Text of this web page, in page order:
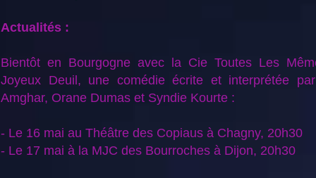
Actualités :
Bientôt en Bourgogne avec la Cie Toutes Les
Joyeux Deuil, une comédie écrite et interprétée
Amghar, Orane Dumas et Syndie Kourte :
- Le 16 mai au Théâtre des Copiaus à Chagny, 20h30
- Le 17 mai à la MJC des Bourroches à Dijon, 20h30